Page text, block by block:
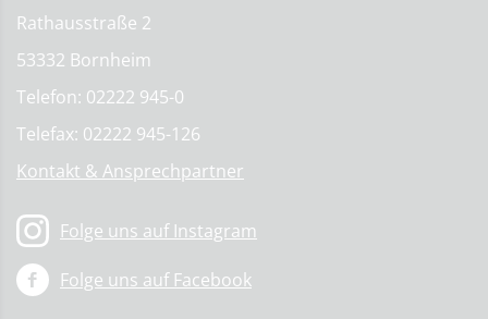
Rathausstraße 2
53332 Bornheim
Telefon: 02222 945-0
Telefax: 02222 945-126
Kontakt & Ansprechpartner
Folge uns auf Instagram
Folge uns auf Facebook